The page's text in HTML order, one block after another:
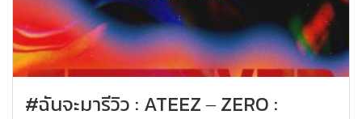
#ฉันจะมารีวิว : ATEEZ ‒ ZERO :